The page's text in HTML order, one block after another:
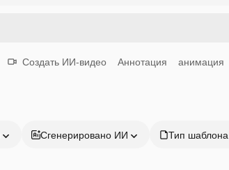
Создать ИИ-видео Аннотация анимация
Сгенерировано ИИ Тип шаблона